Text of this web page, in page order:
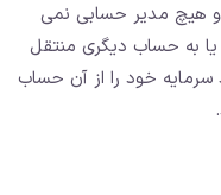
و هیچ مدیر حسابی نمی
یا به حساب دیگری منتقل
خود را از آن حساب